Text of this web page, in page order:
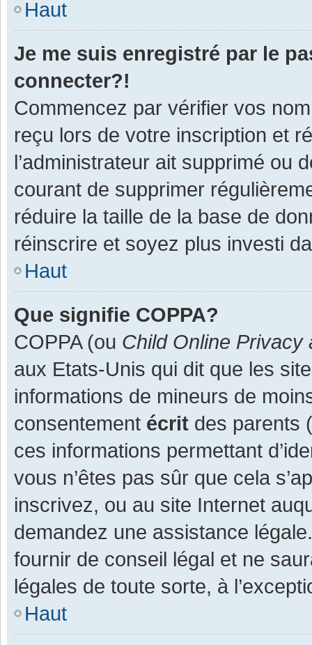
Haut
Je me suis enregistré par le
connecter?!
Commencez par vérifier vos
reçu lors de votre inscription et
l’administrateur ait supprimé ou
courant de supprimer
réduire la taille de la base de
réinscrire et soyez plus investi
Haut
Que signifie COPPA?
COPPA (ou Child Online Privacy
aux Etats-Unis qui dit que les
informations de mineurs de
consentement écrit des parents
ces informations permettant
vous n’êtes pas sûr que cela
inscrivez, ou au site Internet
demandez une assistance
fournir de conseil légal et ne
légales de toute sorte, à
Haut